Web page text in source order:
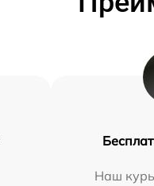
Наш